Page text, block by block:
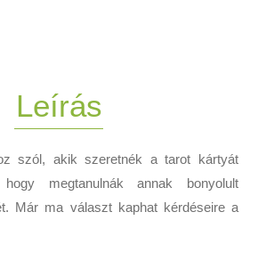
Leírás
szól, akik szeretnék a tarot kártyát
megtanulnák annak bonyolult
Már ma választ kaphat kérdéseire a